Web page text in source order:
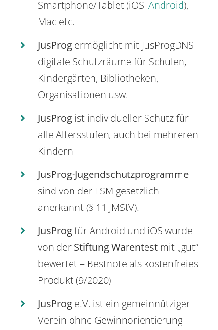
Smartphone/Tablet (iOS, Android),
Mac etc.
JusProg ermöglicht mit JusProgDNS
digitale Schutzräume für Schulen,
Kindergärten, Bibliotheken,
Organisationen usw.
JusProg ist individueller Schutz für
alle Altersstufen, auch bei mehreren
Kindern
JusProg-Jugendschutzprogramme
sind von der FSM gesetzlich
anerkannt (§ 11 JMStV).
JusProgfür Android und iOS wurde
von der Stiftung Warentest mit „gut“
bewertet – Bestnote als kostenfreies
Produkt (9/2020)
JusProg e.V. ist ein gemeinnütziger
Verein ohne Gewinnorientierung